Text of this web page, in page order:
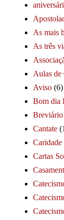
As mais
As três
Aulas de
Aviso (6)
Bom dia
Breviário
Cantate
Cartas